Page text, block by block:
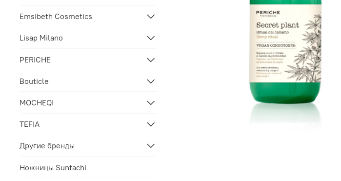
Emsibeth Cosmetics
Lisap Milano
PERICHE
Bouticle
MOCHEQI
TEFIA
Другие бренды
Ножницы Suntachi